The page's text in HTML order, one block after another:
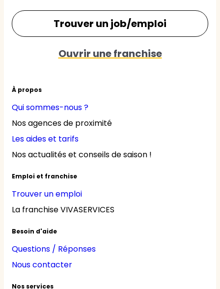
À propos
Qui sommes-nous ?
Nos agences de proximité
Les aides et tarifs
Nos actualités et conseils de saison !
Emploi et franchise
Trouver un emploi
La franchise VIVASERVICES
Besoin d'aide
Questions / Réponses
Nous contacter
Nos services
Trouver un job/emploi
Ouvrir une franchise